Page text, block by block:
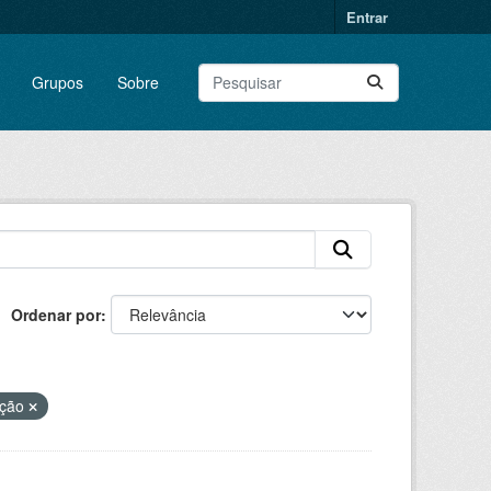
Entrar
Grupos Sobre
Ordenar por